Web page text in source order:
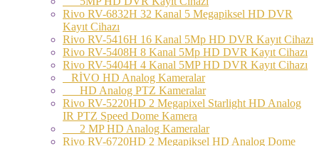
Rivo RV-6832H 32 Kanal 5 Megapiksel HD DVR
Kayıt Cihazı
Rivo RV-5416H 16 Kanal 5Mp HD DVR Kayıt Cihazı
Rivo RV-5408H 8 Kanal 5Mp HD DVR Kayıt Cihazı
Rivo RV-5404H 4 Kanal 5MP HD DVR Kayıt Cihazı
RİVO HD Analog Kameralar
HD Analog PTZ Kameralar
Rivo RV-5220HD 2 Megapixel Starlight HD Analog
IR PTZ Speed Dome Kamera
2 MP HD Analog Kameralar
Rivo RV-6720HD 2 Megapiksel HD Analog Dome